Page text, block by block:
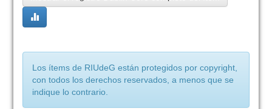
Los ítems de RIUdeG están protegidos por copyright,
con todos los derechos reservados, a menos que se
indique lo contrario.